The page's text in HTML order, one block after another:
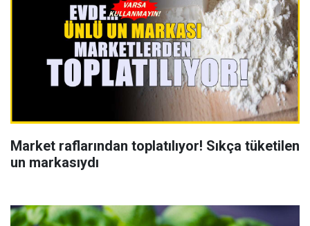
Market raflarından toplatılıyor! Sıkça tüketilen
un markasıydı